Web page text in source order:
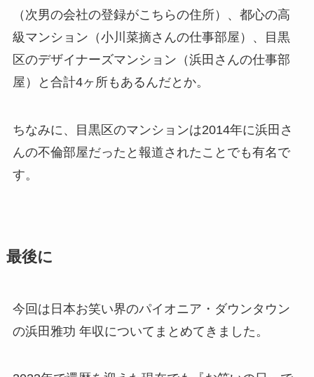
（次男の会社の登録がこちらの住所）、都心の高
級マンション（小川菜摘さんの仕事部屋）、目黒
区のデザイナーズマンション（浜田さんの仕事部
屋）と合計4ヶ所もあるんだとか。
ちなみに、目黒区のマンションは2014年に浜田さ
んの不倫部屋だったと報道されたことでも有名で
す。
最後に
今回は日本お笑い界のパイオニア・ダウンタウン
の浜田雅功 年収についてまとめてきました。